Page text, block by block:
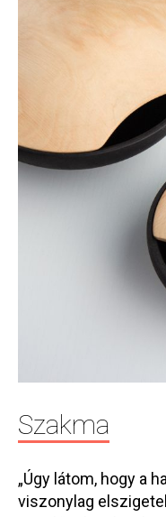
Szakma
„Úgy látom, hogy a
viszonylag